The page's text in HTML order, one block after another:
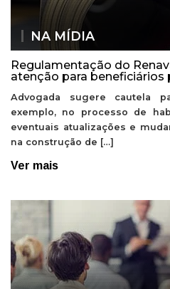
NA MÍDIA
Regulamentação do
atenção para beneficiários
Advogada sugere cautela
exemplo, no processo de
eventuais atualizações e
na construção de […]
Ver mais